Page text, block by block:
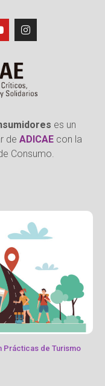
es un
de ADICAEcon la
Consumo.
Prácticas de Turismo